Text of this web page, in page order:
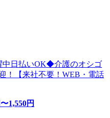
中日払いOK◆介護のオシゴ
！【来社不要！WEB・電話
1,550円